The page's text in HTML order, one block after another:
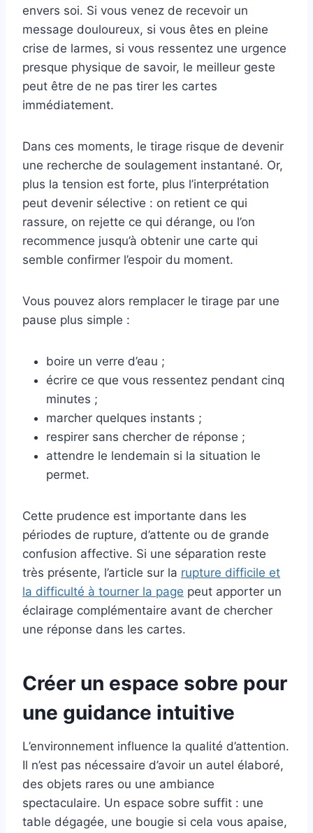
envers soi. Si vous venez de recevoir un
message douloureux, si vous êtes en pleine
crise de larmes, si vous ressentez une urgence
presque physique de savoir, le meilleur geste
peut être de ne pas tirer les cartes
immédiatement.
Dans ces moments, le tirage risque de devenir
une recherche de soulagement instantané. Or,
plus la tension est forte, plus l’interprétation
peut devenir sélective : on retient ce qui
rassure, on rejette ce qui dérange, ou l’on
recommence jusqu’à obtenir une carte qui
semble confirmer l’espoir du moment.
Vous pouvez alors remplacer le tirage par une
pause plus simple :
boire un verre d’eau ;
écrire ce que vous ressentez pendant cinq
minutes ;
marcher quelques instants ;
respirer sans chercher de réponse ;
attendre le lendemain si la situation le
permet.
Cette prudence est importante dans les
périodes de rupture, d’attente ou de grande
confusion affective. Si une séparation reste
très présente, l’article sur la rupture difficile et
la difficulté à tourner la page peut apporter un
éclairage complémentaire avant de chercher
une réponse dans les cartes.
Créer un espace sobre pour
une guidance intuitive
L’environnement influence la qualité d’attention.
Il n’est pas nécessaire d’avoir un autel élaboré,
des objets rares ou une ambiance
spectaculaire. Un espace sobre suffit : une
table dégagée, une bougie si cela vous apaise,